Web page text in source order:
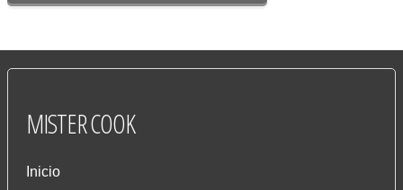
MISTERCOOK
Inicio